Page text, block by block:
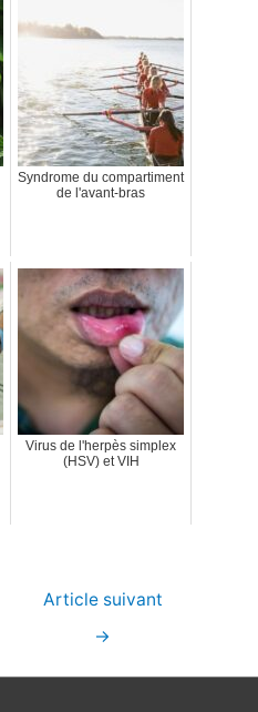
Syndrome du compartiment
de l'avant-bras
Virus de l'herpès simplex
(HSV) et VIH
Article suivant
→